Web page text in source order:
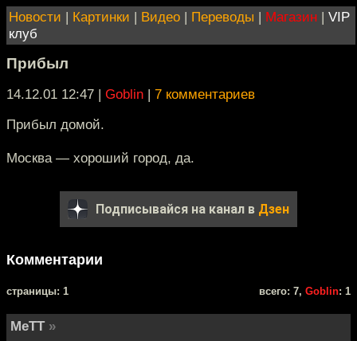
Новости | Картинки | Видео | Переводы | Магазин | VIP
клуб
Прибыл
14.12.01 12:47 | Goblin | 7 комментариев
Прибыл домой.
Москва — хороший город, да.
Подписывайся на канал в Дзен
Комментарии
cтраницы: 1 всего: 7, Goblin: 1
MeTT »